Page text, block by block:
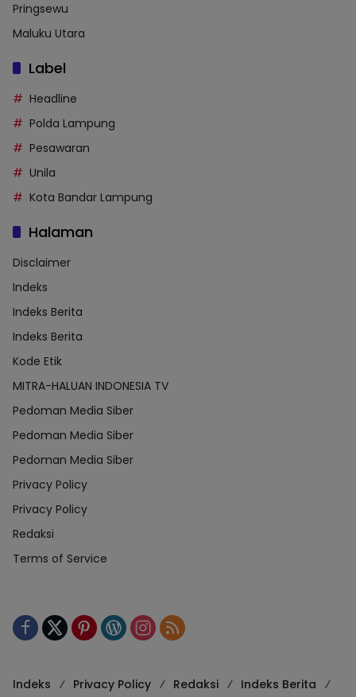
Pringsewu
Maluku Utara
Label
Headline
Polda Lampung
Pesawaran
Unila
Kota Bandar Lampung
Halaman
Disclaimer
Indeks
Indeks Berita
Indeks Berita
Kode Etik
MITRA-HALUAN INDONESIA TV
Pedoman Media Siber
Pedoman Media Siber
Pedoman Media Siber
Privacy Policy
Privacy Policy
Redaksi
Terms of Service
Indeks Privacy Policy Redaksi Indeks Berita